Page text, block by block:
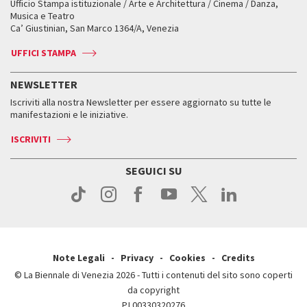
Servizi al pubblico
Come raggiungerci
Press
Orari e sedi
Accrediti
Come raggiungerci
Orari e sedi
Biglietti
Accrediti
Come raggiungerci
Contatti
Press
Servizi al pubblico
Come raggiungerci
Press
Leone d’oro alla carriera
Leone d’argento
Edizioni passate
Orari e sedi
Biglietti
Servizi al pubblico
Come raggiungerci
Contatti
Fondi e Collezioni
Biennale College ASAC
ASAC DATI
Storia
Orari e sedi
Ufficio Stampa istituzionale / Arte e Architettura / Cinema / Danza,
Musica e Teatro
Ca’ Giustinian, San Marco 1364/A, Venezia
UFFICI STAMPA
NEWSLETTER
Iscriviti alla nostra Newsletter per essere aggiornato su tutte le
manifestazioni e le iniziative.
ISCRIVITI
SEGUICI SU
Note Legali Privacy Cookies
Credits
© La Biennale di Venezia 2026 - Tutti i contenuti del sito sono coperti
da copyright